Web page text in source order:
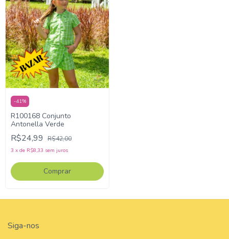
-41%
R100168 Conjunto
Antonella Verde
R$24,99 R$42,00
3 x de R$8,33 sem juros
Comprar
Siga-nos